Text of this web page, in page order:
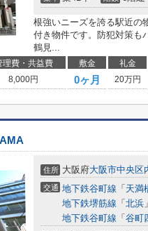
根強いニーズを誇る駅近の
付き物件です。防犯対策も
鶴見...
理費・共益費 敷金 礼金
8,000円 0ヶ月 20万円
住所 大阪府大阪市中央区
交通 地下鉄谷町線 「 天満
地下鉄堺筋線 「 北浜
地下鉄谷町線 「 谷町